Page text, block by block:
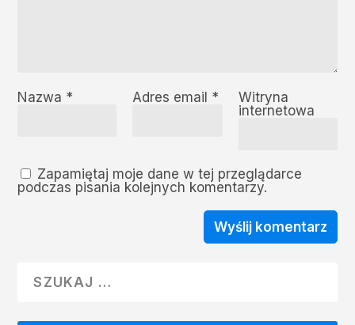
Nazwa * Adres email *
Witryna
internetowa
Zapamiętaj moje dane w tej przeglądarce
podczas pisania kolejnych komentarzy.